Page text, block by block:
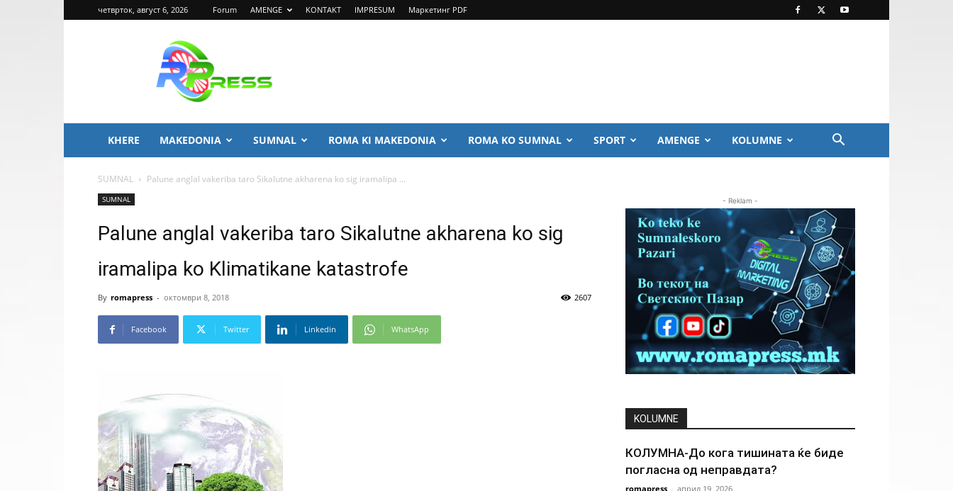
четврток, август 6, 2026 Forum AMENGE KONTAKT IMPRESUM Маркетинг PDF
PRESS
KHERE MAKEDONIA SUMNAL ROMA KI MAKEDONIA ROMA KO SUMNAL SPORT AMENGE KOLUMNE
SUMNAL Palune anglal vakeriba taro Sikalutne akharena ko sig iramalipa ...
SUMNAL
Palune anglal vakeriba taro Sikalutne akharena ko sig
iramalipa ko Klimatikane katastrofe
By romapress - октомври 8, 2018 2607
Facebook Twitter Linkedin WhatsApp
- Reklam -
KOLUMNE
КОЛУМНА-До кога тишината ќе биде
погласна од неправдата?
romapress - април 19, 2026